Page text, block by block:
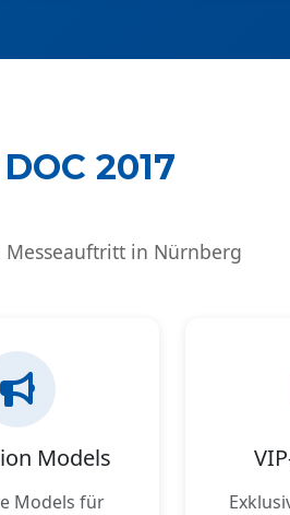
2017
in Nürnberg
Models
Models für